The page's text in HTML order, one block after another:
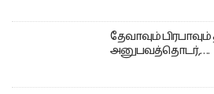
தேவாவும் பிரபாவும்
அனுபவத்தொடர்,….